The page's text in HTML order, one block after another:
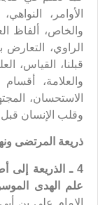
الأوامر،
والخاص، ألفاظ
الراوي،
قبلنا، القياس،
والعلامة، أقسام
الاستحسان،
وقلب الإنسان قبل
ذريعة المرتضى
4 ـ الذريعة
علم الهدى الموسوي
الإمام علي بن